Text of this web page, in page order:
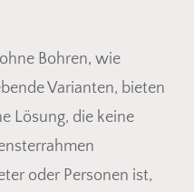
Bohren, wie
Varianten, bieten
Lösung, die keine
oder Personen ist,